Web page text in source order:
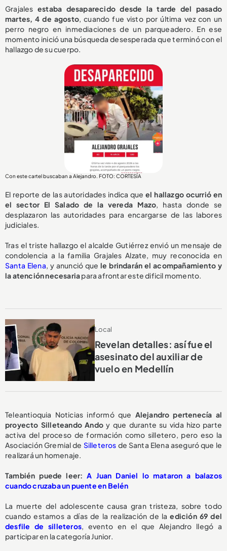
Grajales estaba desaparecido desde la tarde del pasado
martes, 4 de agosto, cuando fue visto por última vez con un
perro negro en inmediaciones de un parqueadero. En ese
momento inició una búsqueda desesperada que terminó con el
hallazgo de su cuerpo.
Con este cartel buscaban a Alejandro. FOTO: CORTESÍA
El reporte de las autoridades indica queel hallazgo ocurrió en
el sector El Salado de la vereda Mazo, hasta donde se
desplazaron las autoridades para encargarse de las labores
judiciales.
Tras el triste hallazgo el alcalde Gutiérrez envió un mensaje de
condolencia a la familia Grajales Alzate, muy reconocida en
Santa Elena, y anunció quele brindarán el acompañamiento y
la atención necesariapara afrontar este dificil momento.
Local
Revelan detalles: así fue el
asesinato del auxiliar de
vuelo en Medellín
Teleantioquia Noticias informó que Alejandro pertenecía al
proyecto Silleteando Ando y que durante su vida hizo parte
activa del proceso de formación como silletero, pero eso la
Asociación Gremial de Silleteros de Santa Elena aseguró que le
realizará un homenaje.
También puede leer:A Juan Daniel lo mataron a balazos
cuando cruzaba un puente en Belén
La muerte del adolescente causa gran tristeza, sobre todo
cuando estamos a días de la realización de laedición 69 del
desfile de silleteros, evento en el que Alejandro llegó a
participar en la categoría Junior.